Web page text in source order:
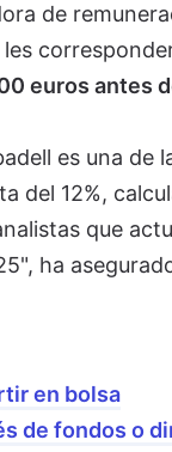
de
euros antes
es una de
del 12%,
que
ha
en bolsa
de fondos o